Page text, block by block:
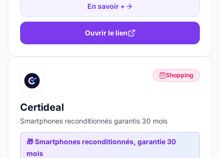
En savoir +
Ouvrir le lien
Shopping
Certideal
Smartphones reconditionnés garantis 30 mois
🎁Smartphones reconditionnés, garantie 30
mois